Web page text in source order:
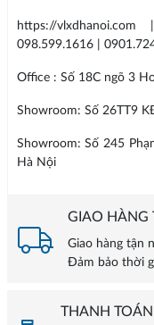
https://vlxdhanoi.com
098.599.1616 |
Office : Số 18C ngõ 3
Showroom: Số 26TT9
Showroom: Số 245
Hà Nội
GIAO HÀNG
Giao hàng tận
Đảm bảo thời
THANH TOÁN